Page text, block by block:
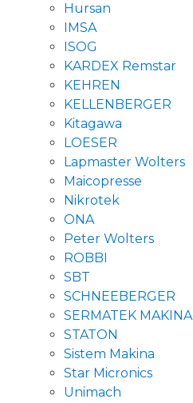
Hursan
IMSA
ISOG
KARDEX Remstar
KEHREN
KELLENBERGER
Kitagawa
LOESER
Lapmaster Wolters
Maicopresse
Nikrotek
ONA
Peter Wolters
ROBBI
SBT
SCHNEEBERGER
SERMATEK MAKINA
STATON
Sistem Makina
Star Micronics
Unimach